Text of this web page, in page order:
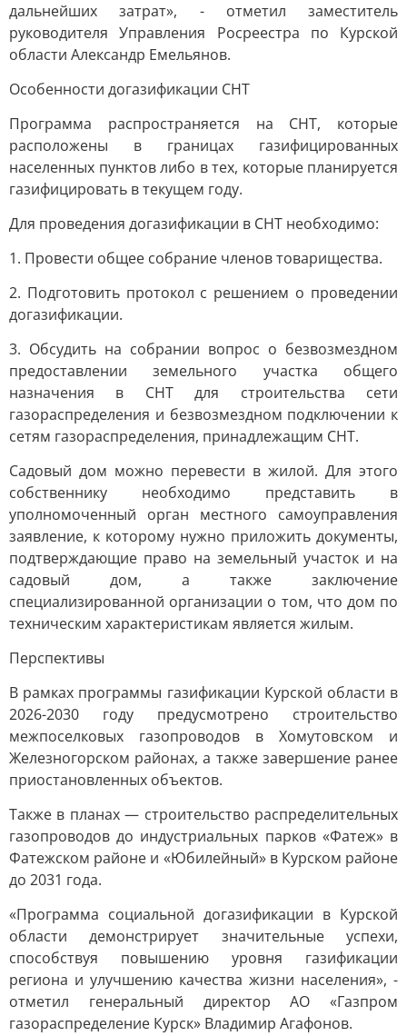
дальнейших затрат», - отметил заместитель
руководителя Управления Росреестра по Курской
области Александр Емельянов.
Особенности догазификации СНТ
Программа распространяется на СНТ, которые
расположены в границах газифицированных
населенных пунктов либо в тех, которые планируется
газифицировать в текущем году.
Для проведения догазификации в СНТ необходимо:
1. Провести общее собрание членов товарищества.
2. Подготовить протокол с решением о проведении
догазификации.
3. Обсудить на собрании вопрос о безвозмездном
предоставлении земельного участка общего
назначения в СНТ для строительства сети
газораспределения и безвозмездном подключении к
сетям газораспределения, принадлежащим СНТ.
Садовый дом можно перевести в жилой. Для этого
собственнику необходимо представить в
уполномоченный орган местного самоуправления
заявление, к которому нужно приложить документы,
подтверждающие право на земельный участок и на
садовый дом, а также заключение
специализированной организации о том, что дом по
техническим характеристикам является жилым.
Перспективы
В рамках программы газификации Курской области в
2026-2030 году предусмотрено строительство
межпоселковых газопроводов в Хомутовском и
Железногорском районах, а также завершение ранее
приостановленных объектов.
Также в планах — строительство распределительных
газопроводов до индустриальных парков «Фатеж» в
Фатежском районе и «Юбилейный» в Курском районе
до 2031 года.
«Программа социальной догазификации в Курской
области демонстрирует значительные успехи,
способствуя повышению уровня газификации
региона и улучшению качества жизни населения», -
отметил генеральный директор АО «Газпром
газораспределение Курск» Владимир Агафонов.